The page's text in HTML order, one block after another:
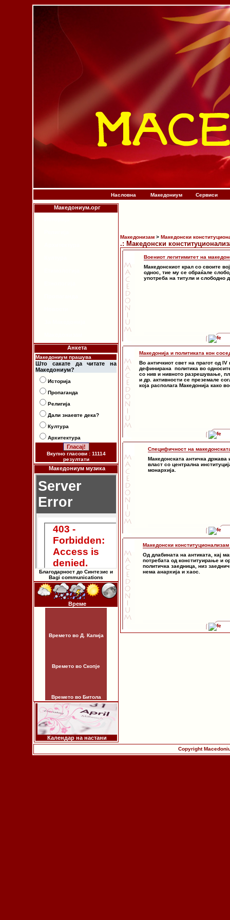
Насловна Македониум Сервиси
Македониум.орг
Анкета
Македониум прашува
Што сакате да читате на
Македониум?
Историја
Пропаганда
Религија
Дали знаевте дека?
Култура
Архитектура
Вкупно гласови : 11114
резултати
Македониум музика
Благодарност до Синтезис и
Bagi communications
Време
Времето во Д. Капија
Времето во Скопје
Времето во Битола
Календар на настани
Македонизам > Македонски
.: Македонски
Воениот легитимитет на
Македонскиот крал со своите
однос, тие му се обраќале
употреба на титули и слободно
Македонија и политиката кон
Во античкиот свет на прагот од
дефинирана политика во
со нив и нивното разрешување,
и др. активности се преземале
која располага Македонија како
Специфичност на
Македонската античка држава
власт со централна
монархија.
Македонски конституционализам
Од длабината на антиката, кај
потребата од конституирање и
политичка заедница, низ
нема анархија и хаос.
Copyright